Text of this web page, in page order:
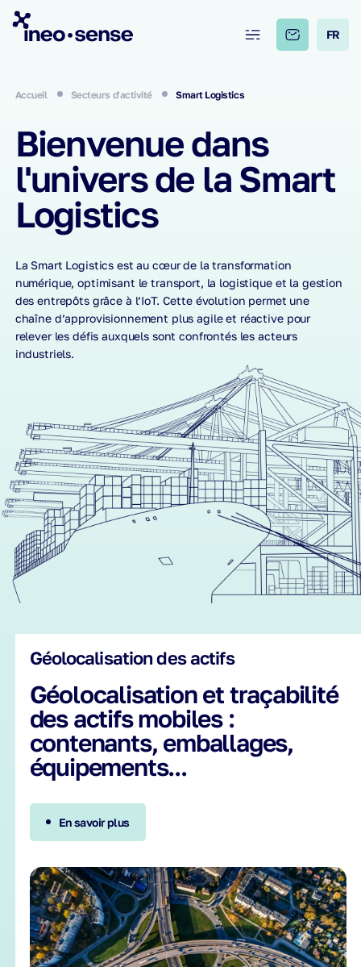
FR
Accueil Secteurs d'activité Smart Logistics
Bienvenue dans
l'univers de la Smart
Logistics
La Smart Logistics est au cœur de la transformation
numérique, optimisant le transport, la logistique et la gestion
des entrepôts grâce à l’IoT. Cette évolution permet une
chaîne d’approvisionnement plus agile et réactive pour
relever les défis auxquels sont confrontés les acteurs
industriels.
Géolocalisation des actifs
Géolocalisation et traçabilité
des actifs mobiles :
contenants, emballages,
équipements...
En savoir plus